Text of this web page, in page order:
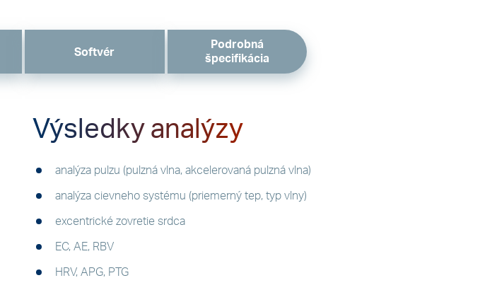
Softvér
Podrobná
špecifikácia
Výsledky analýzy
analýza pulzu (pulzná vlna, akcelerovaná pulzná vlna)
analýza cievneho systému (priemerný tep, typ vlny)
excentrické zovretie srdca
EC, AE, RBV
HRV, APG, PTG